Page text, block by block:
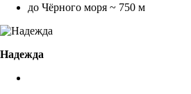
до Чёрного моря ~ 750 м
Надежда